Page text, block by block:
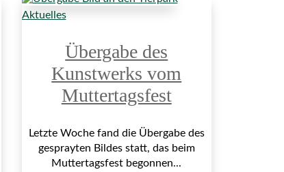
Aktuelles
Übergabe des
Kunstwerks vom
Muttertagsfest
Letzte Woche fand die Übergabe des
gesprayten Bildes statt, das beim
Muttertagsfest begonnen...